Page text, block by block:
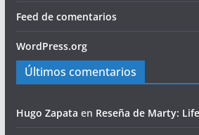
Feed de comentarios
WordPress.org
Últimos comentarios
Hugo Zapata en Reseña de Marty: